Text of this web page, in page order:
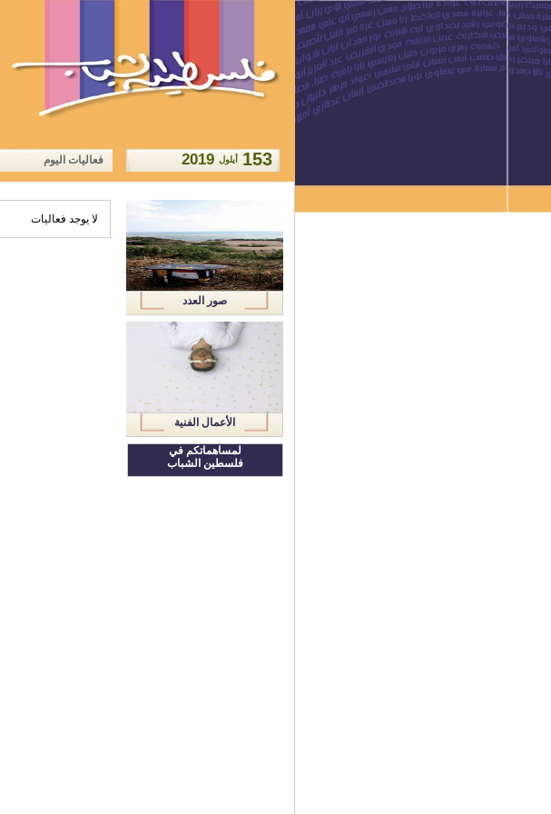
فعاليات اليوم 153 أيلول 2019
لا يوجد فعاليات
صور العدد
الأعمال الفنية
لمساهماتكم في
فلسطين الشباب